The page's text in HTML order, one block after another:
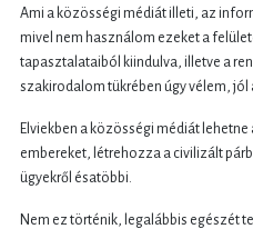
Ami a közösségi médiát illeti, az
mivel nem használom ezeket a
tapasztalataiból kiindulva, illetve a
szakirodalom tükrében úgy vélem,
Elviekben a közösségi médiát
embereket, létrehozza a civilizált
ügyekről ésatöbbi.
Nem ez történik, legalábbis egészét